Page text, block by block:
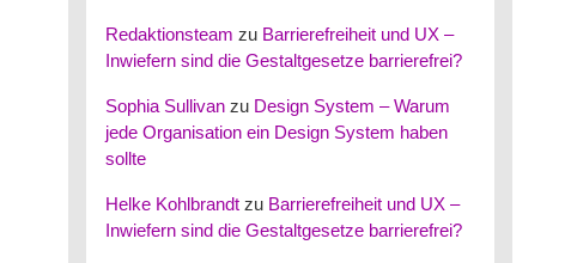
Redaktionsteam zu Barrierefreiheit und UX –
Inwiefern sind die Gestaltgesetze barrierefrei?
Sophia Sullivanzu Design System – Warum
jede Organisation ein Design System haben
sollte
Helke Kohlbrandtzu Barrierefreiheit und UX –
Inwiefern sind die Gestaltgesetze barrierefrei?